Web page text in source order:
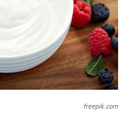
freepik.com